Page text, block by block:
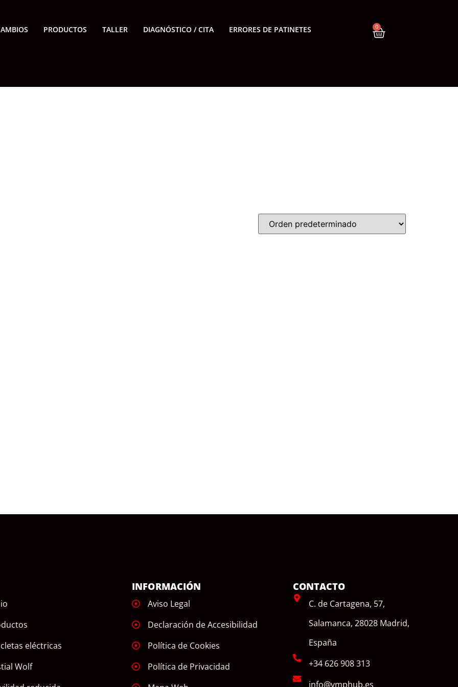
PRODUCTOS TALLER DIAGNÓSTICO / CITA ERRORES DE PATINETES 0
eléctricas
Wolf
INFORMACIÓN
Aviso Legal
Declaración de Accesibilidad
Política de Cookies
Política de Privacidad
CONTACTO
C. de Cartagena, 57,
Salamanca, 28028 Madrid,
España
+34 626 908 313
info@vmphub.es